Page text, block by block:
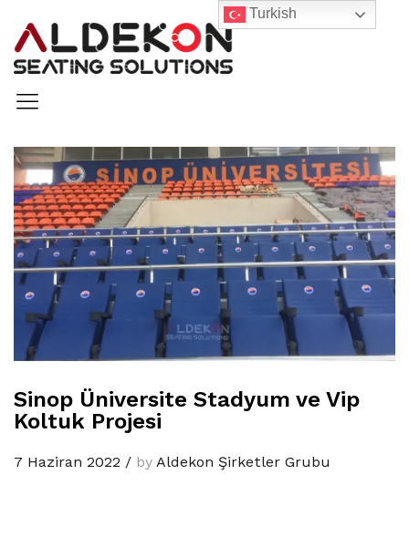
Sinop Üniversite Stadyum ve Vip
Koltuk Projesi
7 Haziran 2022 / by Aldekon Şirketler Grubu
Turkish